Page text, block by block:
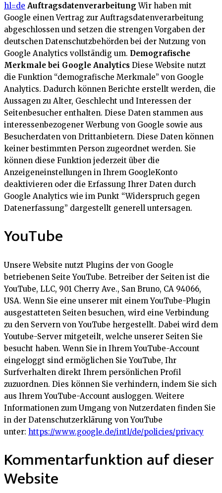
hl=de Auftragsdatenverarbeitung Wir haben mit
Google einen Vertrag zur Auftragsdatenverarbeitung
abgeschlossen und setzen die strengen Vorgaben der
deutschen Datenschutzbehörden bei der Nutzung von
Google Analytics vollständig um. Demografische
Merkmale bei Google Analytics Diese Website nutzt
die Funktion “demografische Merkmale” von Google
Analytics. Dadurch können Berichte erstellt werden, die
Aussagen zu Alter, Geschlecht und Interessen der
Seitenbesucher enthalten. Diese Daten stammen aus
interessenbezogener Werbung von Google sowie aus
Besucherdaten von Drittanbietern. Diese Daten können
keiner bestimmten Person zugeordnet werden. Sie
können diese Funktion jederzeit über die
Anzeigeneinstellungen in Ihrem GoogleKonto
deaktivieren oder die Erfassung Ihrer Daten durch
Google Analytics wie im Punkt “Widerspruch gegen
Datenerfassung” dargestellt generell untersagen.
YouTube
Unsere Website nutzt Plugins der von Google
betriebenen Seite YouTube. Betreiber der Seiten ist die
YouTube, LLC, 901 Cherry Ave., San Bruno, CA 94066,
USA. Wenn Sie eine unserer mit einem YouTube-Plugin
ausgestatteten Seiten besuchen, wird eine Verbindung
zu den Servern von YouTube hergestellt. Dabei wird dem
Youtube-Server mitgeteilt, welche unserer Seiten Sie
besucht haben. Wenn Sie in Ihrem YouTube-Account
eingeloggt sind ermöglichen Sie YouTube, Ihr
Surfverhalten direkt Ihrem persönlichen Profil
zuzuordnen. Dies können Sie verhindern, indem Sie sich
aus Ihrem YouTube-Account ausloggen. Weitere
Informationen zum Umgang von Nutzerdaten finden Sie
in der Datenschutzerklärung von YouTube
unter: https://www.google.de/intl/de/policies/privacy
Kommentarfunktion auf dieser
Website